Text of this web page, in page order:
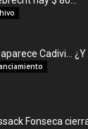
Cadivi…
Fonseca